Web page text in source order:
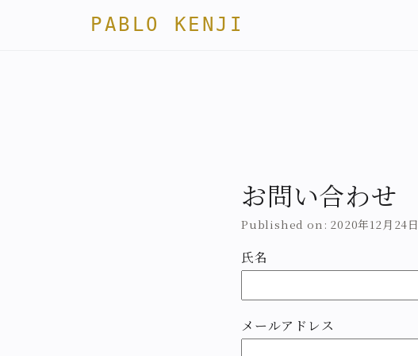
PABLO KENJI
お問い合わせ
Published on: 2020年12月24日
氏名
メールアドレス